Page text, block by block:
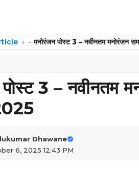
-मनोरंजन पोस्ट 3 – नवीनतम मनोरंजन
3 – नवीनतम
Dhawane
6, 2025 12:43 PM